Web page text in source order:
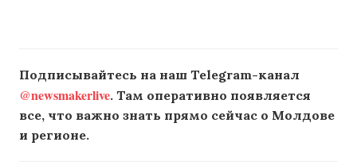
Подписывайтесь на наш Telegram-канал
@newsmakerlive. Там оперативно появляется
все, что важно знать прямо сейчас о Молдове
и регионе.